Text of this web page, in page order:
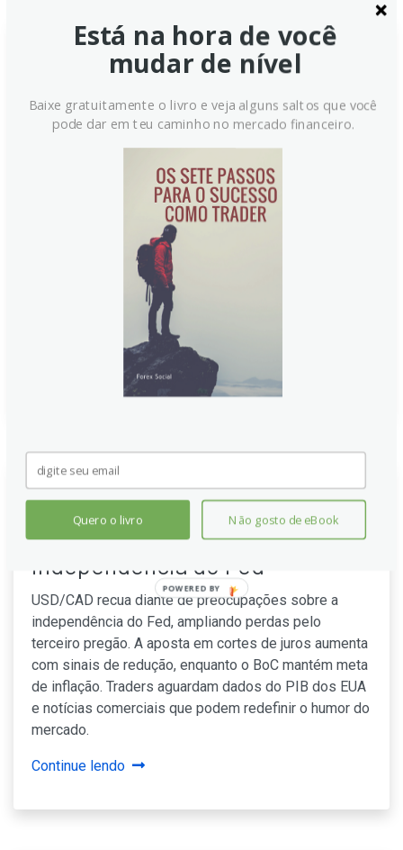
Negociador Comercial da China:
Intercâmbios francos,
pragmáticos e construtivos com
o Canadá
Em uma rodada de conversas francas, Li Chenggang
destacou que China e Canadá avançaram com um
diálogo pragmático para fortalecer suas relações
econômicas. As discussões, co-presididas em
Ottawa, enfatizaram caminhos concretos para ampliar
comércio e investimentos, com compromisso de
manter o contato e resolver diferenças por meio de
ações construtivas.
Continue lendo
USD/CAD cai para 1,3750 com
preocupações sobre a
independência do Fed
USD/CAD recua diante de preocupações sobre a
independência do Fed, ampliando perdas pelo
terceiro pregão. A aposta em cortes de juros aumenta
com sinais de redução, enquanto o BoC mantém meta
de inflação. Traders aguardam dados do PIB dos EUA
e notícias comerciais que podem redefinir o humor do
mercado.
Continue lendo
Está na hora de você
mudar de nível
Baixe gratuitamente o livro e veja alguns saltos que você
pode dar em teu caminho no mercado financeiro.
Quero o livro Não gosto de eBook
POWERED BY